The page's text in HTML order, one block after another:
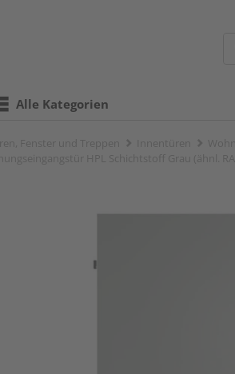
Alle Kategorien